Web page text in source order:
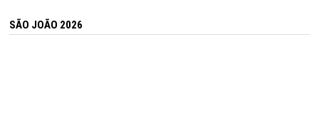
SÃO JOÃO 2026